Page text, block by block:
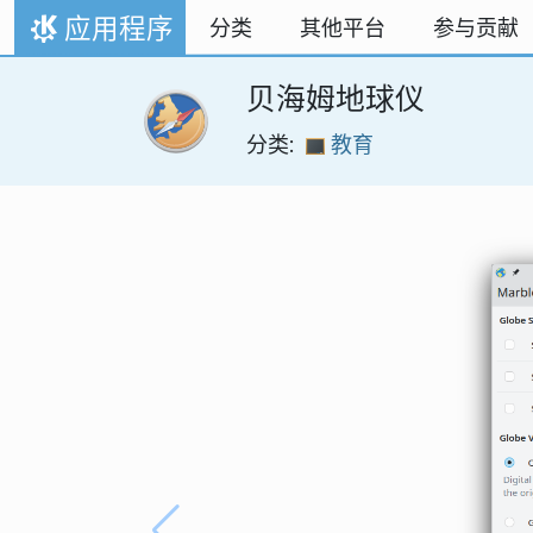
跳至内容
首页
应用程序 分类 其他平台 参与贡献
贝海姆地球仪
分类: 教育